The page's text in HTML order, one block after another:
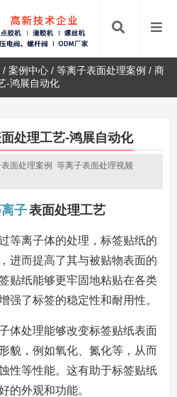
/案例中心 /等离子表面处理案例 /商
-鸿展自动化
处理工艺-鸿展自动化
面处理案例 等离子表面处理视频
子表面处理工艺
等离子体的处理，标签贴纸的
进而提高了其与被贴物表面的
贴纸能够更牢固地粘贴在各类
强了标签的稳定性和耐用性。
体处理能够改变标签贴纸表面
貌，例如氧化、氮化等，从而
性等性能。这有助于标签贴纸
的外观和功能。